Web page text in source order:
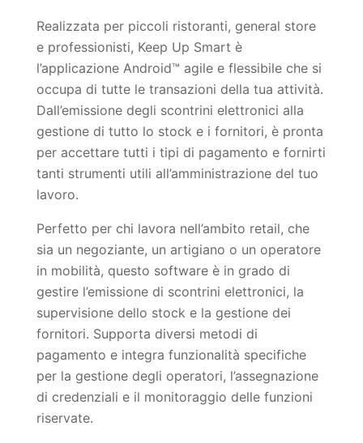
Realizzata per piccoli ristoranti, general store
e professionisti, Keep Up Smart è
l’applicazione Android™ agile e flessibile che si
occupa di tutte le transazioni della tua attività.
Dall’emissione degli scontrini elettronici alla
gestione di tutto lo stock e i fornitori, è pronta
per accettare tutti i tipi di pagamento e fornirti
tanti strumenti utili all’amministrazione del tuo
lavoro.
Perfetto per chi lavora nell’ambito retail, che
sia un negoziante, un artigiano o un operatore
in mobilità, questo software è in grado di
gestire l’emissione di scontrini elettronici, la
supervisione dello stock e la gestione dei
fornitori. Supporta diversi metodi di
pagamento e integra funzionalità specifiche
per la gestione degli operatori, l’assegnazione
di credenziali e il monitoraggio delle funzioni
riservate.